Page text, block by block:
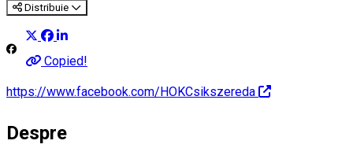
Distribuie
Copied!
https://www.facebook.com/HOKCsikszereda
Despre